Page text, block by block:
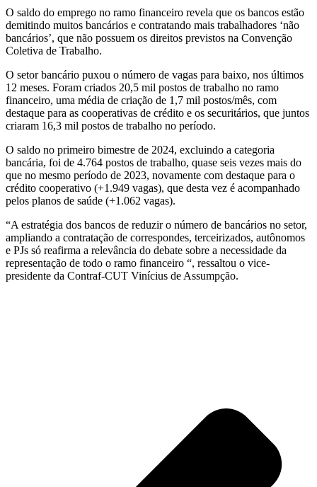
O saldo do emprego no ramo financeiro revela que os bancos estão
demitindo muitos bancários e contratando mais trabalhadores ‘não
bancários’, que não possuem os direitos previstos na Convenção
Coletiva de Trabalho.
O setor bancário puxou o número de vagas para baixo, nos últimos
12 meses. Foram criados 20,5 mil postos de trabalho no ramo
financeiro, uma média de criação de 1,7 mil postos/mês, com
destaque para as cooperativas de crédito e os securitários, que juntos
criaram 16,3 mil postos de trabalho no período.
O saldo no primeiro bimestre de 2024, excluindo a categoria
bancária, foi de 4.764 postos de trabalho, quase seis vezes mais do
que no mesmo período de 2023, novamente com destaque para o
crédito cooperativo (+1.949 vagas), que desta vez é acompanhado
pelos planos de saúde (+1.062 vagas).
“A estratégia dos bancos de reduzir o número de bancários no setor,
ampliando a contratação de correspondes, terceirizados, autônomos
e PJs só reafirma a relevância do debate sobre a necessidade da
representação de todo o ramo financeiro “, ressaltou o vice-
presidente da Contraf-CUT Vinícius de Assumpção.